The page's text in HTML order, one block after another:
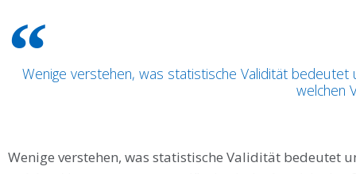
Wenige verstehen, was statistische Validität
welchen
Wenige verstehen, was statistische Validität bedeutet